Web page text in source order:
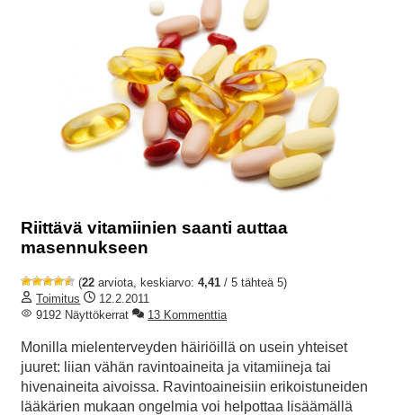
Riittävä vitamiinien saanti auttaa
masennukseen
(22 arviota, keskiarvo: 4,41 / 5 tähteä 5)
Toimitus
12.2.2011
9192 Näyttökerrat
13 Kommenttia
Monilla mielenterveyden häiriöillä on usein yhteiset
juuret: liian vähän ravintoaineita ja vitamiineja tai
hivenaineita aivoissa. Ravintoaineisiin erikoistuneiden
lääkärien mukaan ongelmia voi helpottaa lisäämällä